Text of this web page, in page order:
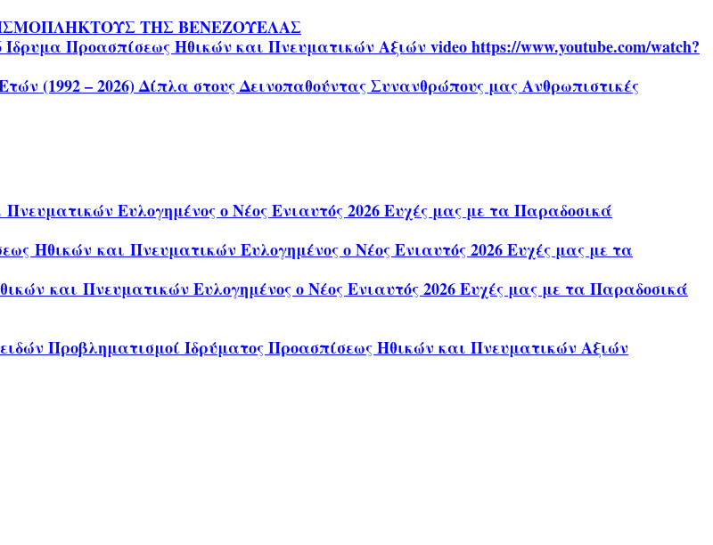
ΤΗΣ ΒΕΝΕΖΟΥΕΛΑΣ
Προασπίσεως Ηθικών και Πνευματικών Αξιών video https://www.youtube.com/watch?
(1992 – 2026) Δίπλα στους Δεινοπαθούντας Συνανθρώπους μας Ανθρωπιστικές
Ευλογημένος ο Νέος Ενιαυτός 2026 Ευχές μας με τα Παραδοσικά
Ηθικών και Πνευματικών Ευλογημένος ο Νέος Ενιαυτός 2026 Ευχές μας με τα
και Πνευματικών Ευλογημένος ο Νέος Ενιαυτός 2026 Ευχές μας με τα Παραδοσικά
Προβληματισμοί Ιδρύματος Προασπίσεως Ηθικών και Πνευματικών Αξιών